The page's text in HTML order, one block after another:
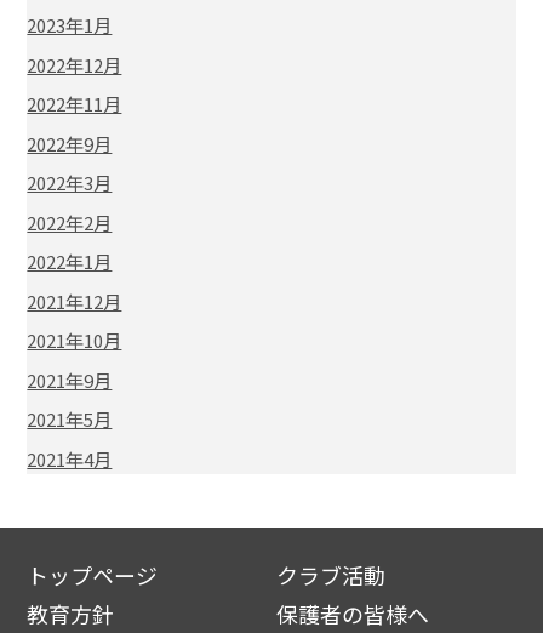
2023年1月
2022年12月
2022年11月
2022年9月
2022年3月
2022年2月
2022年1月
2021年12月
2021年10月
2021年9月
2021年5月
2021年4月
トップページ
教育方針
クラブ活動
保護者の皆様へ